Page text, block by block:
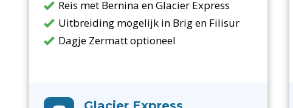
Reis met Bernina en Glacier Express
Uitbreiding mogelijk in Brig en Filisur
Dagje Zermatt optioneel